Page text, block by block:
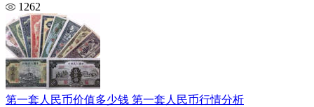
1262
第一套人民币价值多少钱 第一套人民币行情分析